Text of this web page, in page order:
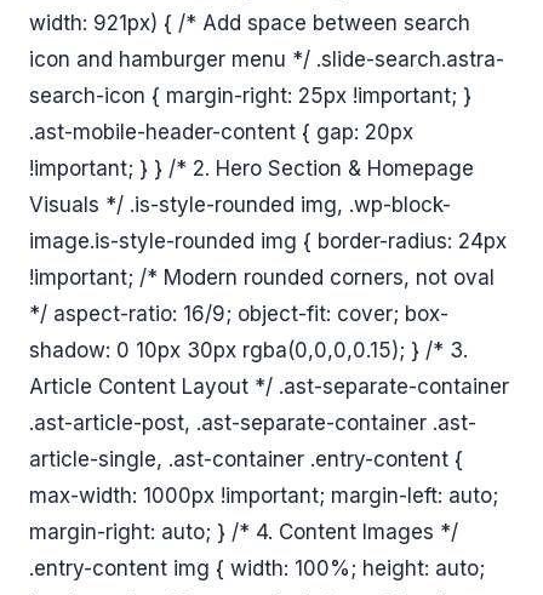
width: 921px) { /* Add space between search
icon and hamburger menu */ .slide-search.astra-
search-icon { margin-right: 25px !important; }
.ast-mobile-header-content { gap: 20px
!important; } } /* 2. Hero Section & Homepage
Visuals */ .is-style-rounded img, .wp-block-
image.is-style-rounded img { border-radius: 24px
!important; /* Modern rounded corners, not oval
*/ aspect-ratio: 16/9; object-fit: cover; box-
shadow: 0 10px 30px rgba(0,0,0,0.15); } /* 3.
Article Content Layout */ .ast-separate-container
.ast-article-post, .ast-separate-container .ast-
article-single, .ast-container .entry-content {
max-width: 1000px !important; margin-left: auto;
margin-right: auto; } /* 4. Content Images */
.entry-content img { width: 100%; height: auto;